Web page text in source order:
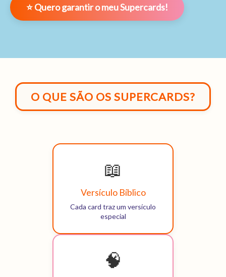
⭐ Quero garantir o meu Supercards!
O QUE SÃO OS SUPERCARDS?
📖
Versículo Bíblico
Cada card traz um versículo
especial
🧠